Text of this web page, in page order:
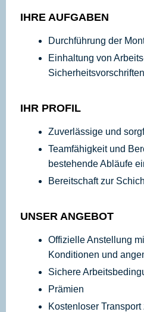
IHRE AUFGABEN
Durchführung der
Einhaltung von
Sicherheitsvorschriften
IHR PROFIL
Zuverlässige und
Teamfähigkeit und
bestehende Abläufe
Bereitschaft zur
UNSER ANGEBOT
Offizielle Anstellung
Konditionen und
Sichere
Prämien
Kostenloser